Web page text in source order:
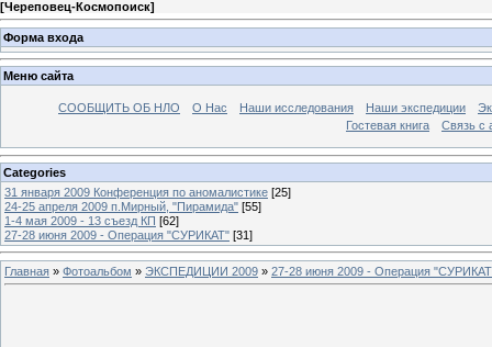
[Череповец-Космопоиск]
Форма входа
Меню сайта
СООБЩИТЬ ОБ НЛО О Нас Наши исследования Наши экспедиции
Гостевая книга
Связь с
Categories
31 января 2009 Конференция по аномалистике [25]
24-25 апреля 2009 п.Мирный, "Пирамида" [55]
1-4 мая 2009 - 13 съезд КП [62]
27-28 июня 2009 - Операция "СУРИКАТ" [31]
Главная » Фотоальбом » ЭКСПЕДИЦИИ 2009 » 27-28 июня 2009 - Операция